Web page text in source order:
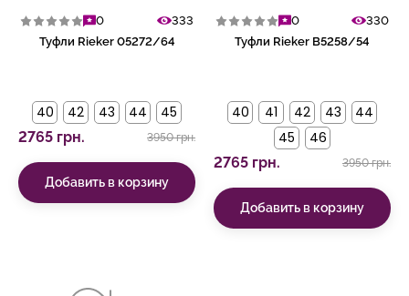
0
333
Туфли Rieker 05272/64
40 42 43 44 45
2765 грн. 3950 грн.
Добавить в корзину
0
330
Туфли Rieker B5258/54
40 41 42 43
44
45
46
2765 грн. 3950 грн.
Добавить в корзину